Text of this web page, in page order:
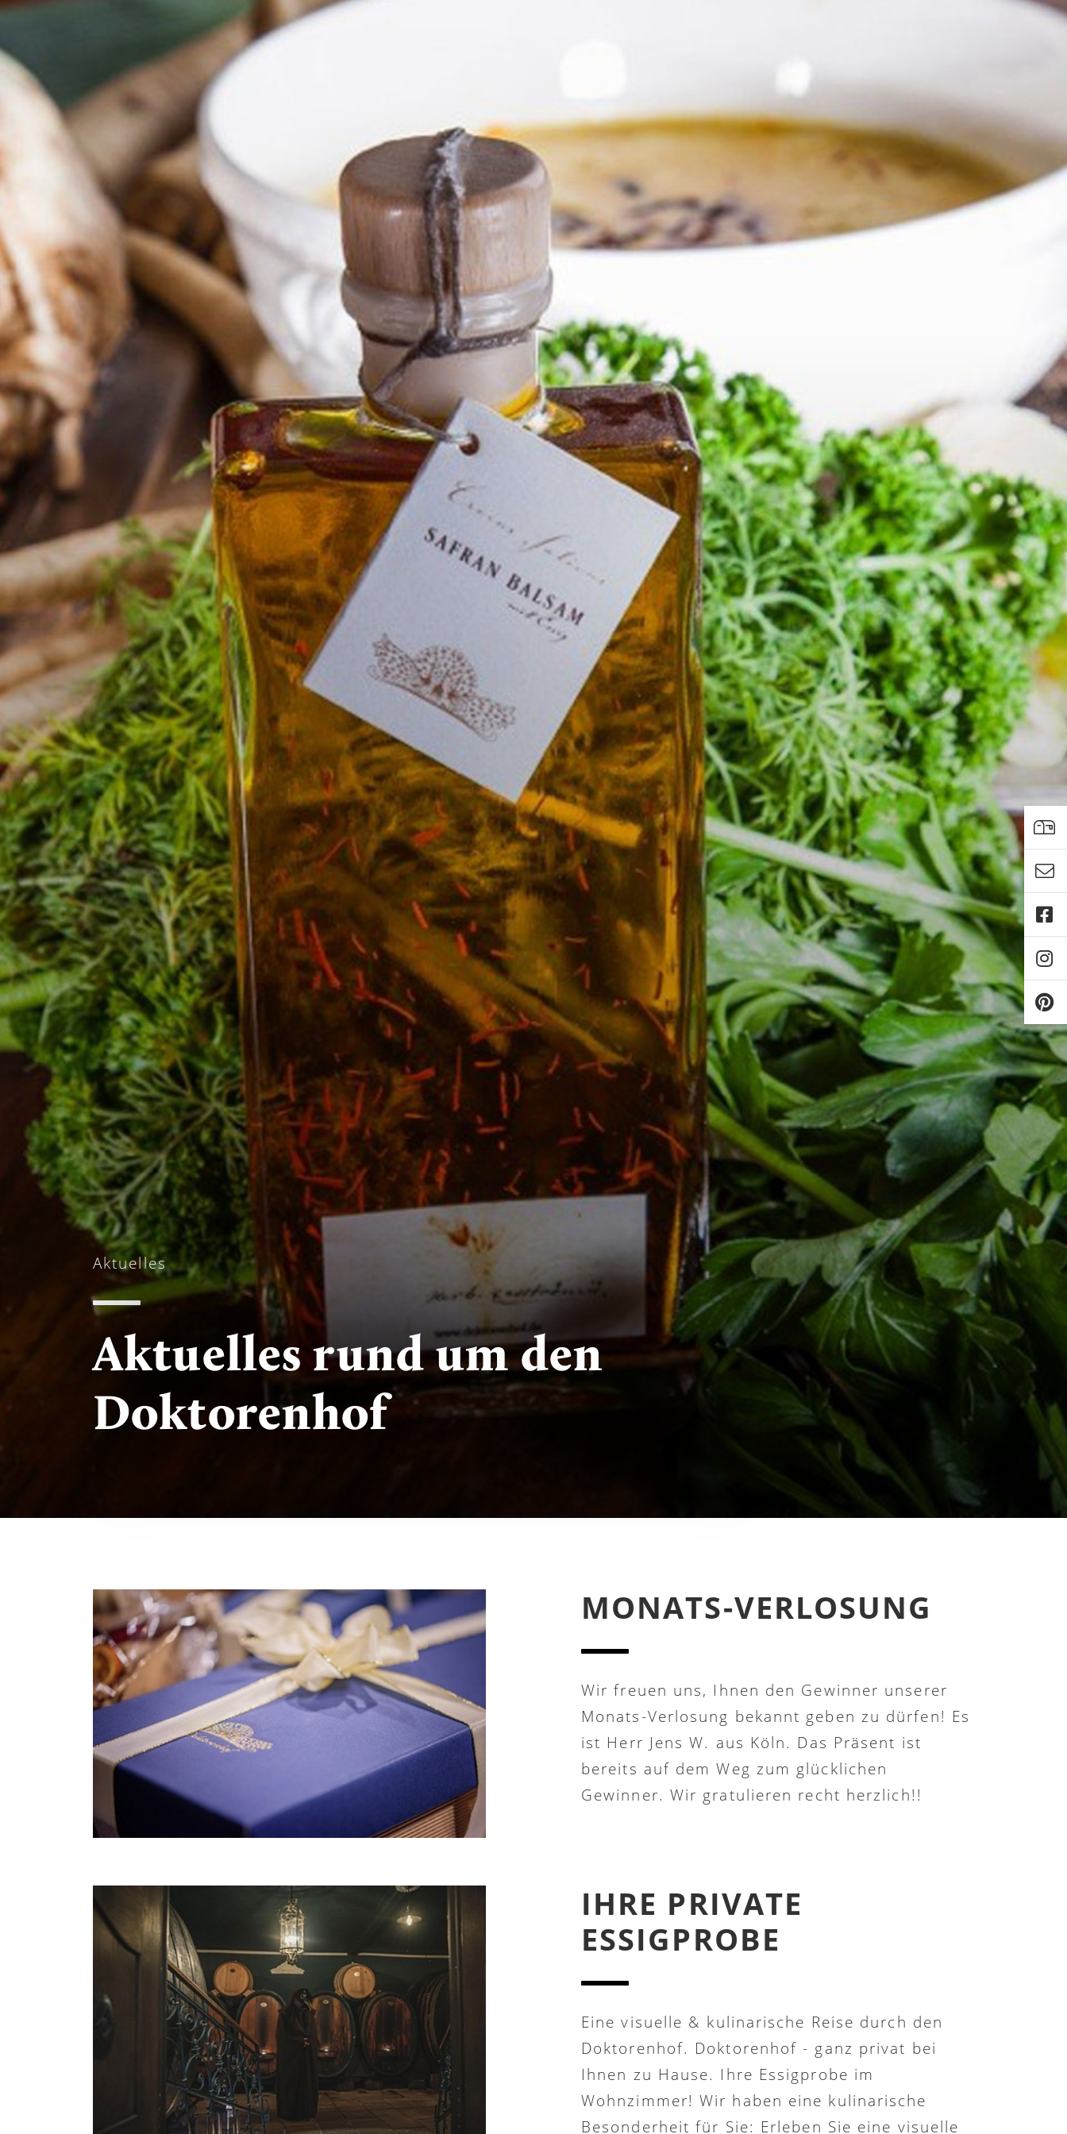
Aktuelles
Aktuelles rund um den
Doktorenhof
MONATS-VERLOSUNG
Wir freuen uns, Ihnen den Gewinner unserer
Monats-Verlosung bekannt geben zu dürfen! Es
ist Herr Jens W. aus Köln. Das Präsent ist
bereits auf dem Weg zum glücklichen
Gewinner. Wir gratulieren recht herzlich!!
IHRE PRIVATE
ESSIGPROBE
Eine visuelle & kulinarische Reise durch den
Doktorenhof. Doktorenhof - ganz privat bei
Ihnen zu Hause. Ihre Essigprobe im
Wohnzimmer! Wir haben eine kulinarische
Besonderheit für Sie: Erleben Sie eine visuelle